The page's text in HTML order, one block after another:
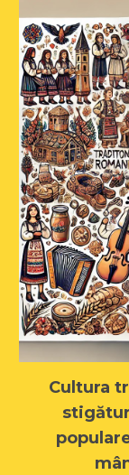
Cultura